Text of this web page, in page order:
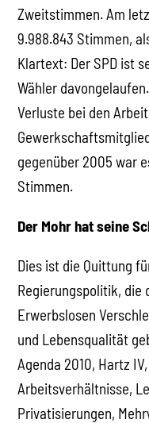
Zweitstimmen. Am
9.988.843 Stimmen,
Klartext: Der SPD ist
Wähler
Verluste bei den
gegenüber 2005 war
Stimmen.
Der Mohr hat seine
Dies ist die Quittung
Regierungspolitik, die
Erwerbslosen
und Lebensqualität
Agenda 2010, Hartz
Arbeitsverhältnisse,
Privatisierungen,